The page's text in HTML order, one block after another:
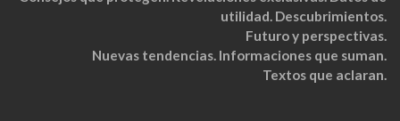
utilidad. Descubrimientos.
Futuro y perspectivas.
Nuevas tendencias. Informaciones que suman.
Textos que aclaran.